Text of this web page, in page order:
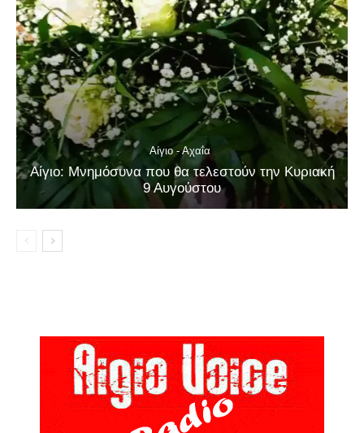
Αίγιο - Αχαΐα
Αίγιο: Μνημόσυνα που θα τελεστούν την Κυριακή
9 Αυγούστου